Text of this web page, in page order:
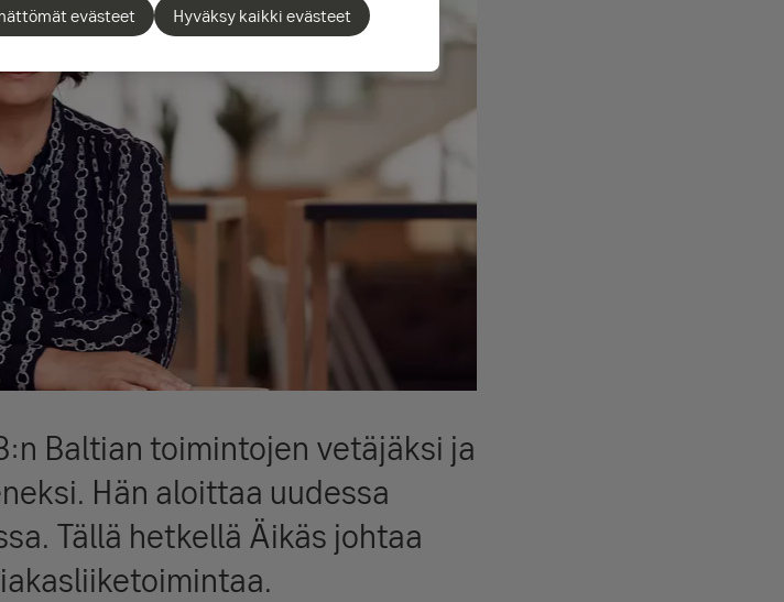
Baltian toimintojen vetäjäksi ja
Hän aloittaa uudessa
Tällä hetkellä Äikäs johtaa
evästeet Hyväksy kaikki evästeet